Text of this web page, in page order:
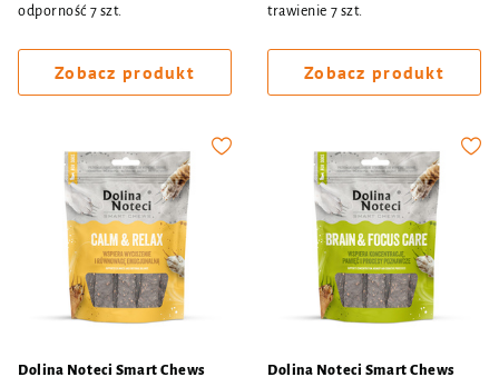
odporność 7 szt.
Zobacz produkt
trawienie 7 szt.
Zobacz produkt
Dolina Noteci Smart Chews
Dolina Noteci Smart Chews